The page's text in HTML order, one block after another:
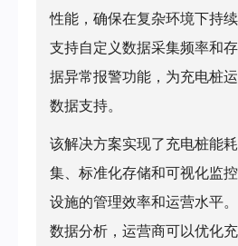
性能，确保在复杂环境下持
支持自定义数据采集频率和
据异常报警功能，为充电桩
数据支持。
该解决方案实现了充电桩能
集、标准化存储和可视化监
设施的管理效率和运营水平
数据分析，运营商可以优化